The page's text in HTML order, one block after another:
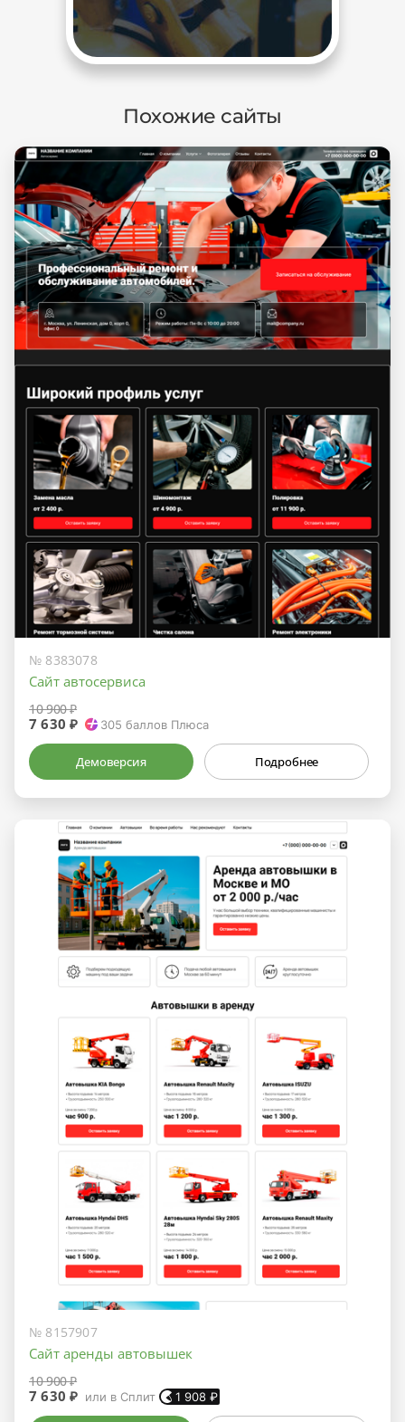
Похожие сайты
№ 8383078
Сайт автосервиса
10 900 ₽
7 630 ₽ 305 баллов Плюса
Демоверсия Подробнее
№ 8157907
Сайт аренды автовышек
10 900 ₽
7 630 ₽ или в Сплит 1 908 ₽